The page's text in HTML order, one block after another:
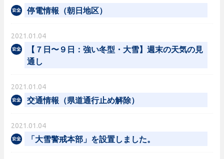
停電情報（朝日地区）
2021.01.04
【７日〜９日：強い冬型・大雪】週末の天気の見
通し
2021.01.04
交通情報（県道通行止め解除）
2021.01.04
「大雪警戒本部」を設置しました。